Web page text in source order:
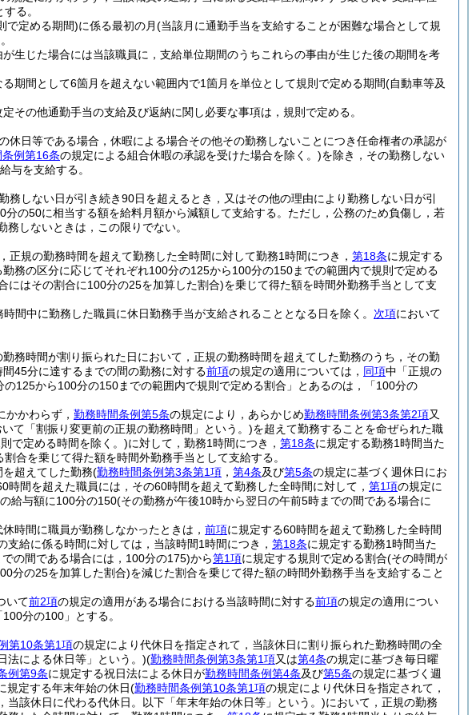
る。
で定める期間)に係る最初の月(当該月に通勤手当を支給することが困難な場合として規
生じた場合には当該職員に，支給単位期間のうちこれらの事由が生じた後の期間を考
期間として6箇月を超えない範囲内で1箇月を単位として規則で定める期間(自動車等及
その他通勤手当の支給及び返納に関し必要な事項は，規則で定める。
休日等である場合，休暇による場合その他その勤務しないことにつき任命権者の承認が
例第16条の規定による組合休暇の承認を受けた場合を除く。)を除き，その勤務しない
与を支給する。
しない日が引き続き90日を超えるとき，又はその他の理由により勤務しない日が引
の50に相当する額を給料月額から減額して支給する。 ただし，公務のため負傷し，若
しないときは，この限りでない。
規の勤務時間を超えて勤務した全時間に対して勤務1時間につき， 第18条に規定する
務の区分に応じてそれぞれ100分の125から100分の150までの範囲内で規則で定める
にはその割合に100分の25を加算した割合)を乗じて得た額を時間外勤務手当として支
間中に勤務した職員に休日勤務手当が支給されることとなる日を除く。 次項において
務時間が割り振られた日において，正規の勤務時間を超えてした勤務のうち，その勤
45分に達するまでの間の勤務に対する前項の規定の適用については， 同項中「正規の
125から100分の150までの範囲内で規則で定める割合」とあるのは，「100分の
かかわらず， 勤務時間条例第5条の規定により，あらかじめ勤務時間条例第3条第2項又
て「割振り変更前の正規の勤務時間」という。)を超えて勤務することを命ぜられた職
で定める時間を除く。)に対して，勤務1時間につき， 第18条に規定する勤務1時間当た
合を乗じて得た額を時間外勤務手当として支給する。
超えてした勤務(勤務時間条例第3条第1項 ， 第4条及び第5条の規定に基づく週休日にお
時間を超えた職員には，その60時間を超えて勤務した全時間に対して， 第1項の規定に
給与額に100分の150(その勤務が午後10時から翌日の午前5時までの間である場合に
時間に職員が勤務しなかったときは， 前項に規定する60時間を超えて勤務した全時間
給に係る時間に対しては，当該時間1時間につき， 第18条に規定する勤務1時間当た
の間である場合には，100分の175)から第1項に規定する規則で定める割合(その時間が
分の25を加算した割合)を減じた割合を乗じて得た額の時間外勤務手当を支給すること
いて前2項の規定の適用がある場合における当該時間に対する前項の規定の適用につい
分の100」とする。
第10条第1項の規定により代休日を指定されて，当該休日に割り振られた勤務時間の全
法による休日等」という。)(勤務時間条例第3条第1項又は第4条の規定に基づき毎日曜
例第9条に規定する祝日法による休日が勤務時間条例第4条及び第5条の規定に基づく週
規定する年末年始の休日(勤務時間条例第10条第1項の規定により代休日を指定されて，
該休日に代わる代休日。以下「年末年始の休日等」という。)において，正規の勤務